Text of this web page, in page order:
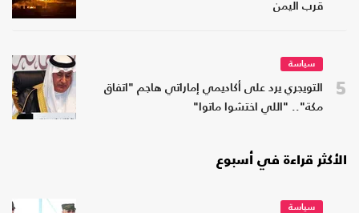
قرب اليمن
5
سياسة
التويجري يرد على أكاديمي إماراتي هاجم "اتفاق
مكة".. "اللي اختشوا ماتوا"
الأكثر قراءة في أسبوع
سياسة